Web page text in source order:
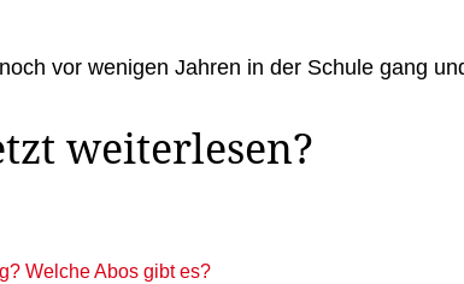
vor wenigen Jahren in der Schule gang
weiterlesen?
Welche Abos gibt es?